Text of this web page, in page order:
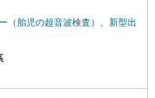
（胎児の超音波検査）
新型出